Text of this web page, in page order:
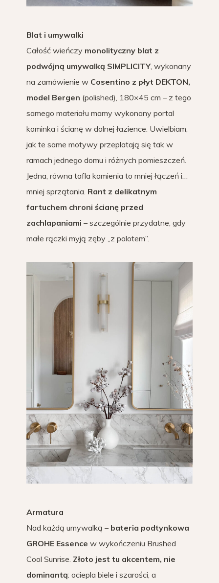
Blat i umywalki
Całość wieńczy monolityczny blat z
podwójną umywalką SIMPLICITY, wykonany
na zamówienie w Cosentino z płyt DEKTON,
model Bergen (polished), 180×45 cm – z tego
samego materiału mamy wykonany portal
kominka i ścianę w dolnej łazience. Uwielbiam,
jak te same motywy przeplatają się tak w
ramach jednego domu i różnych pomieszczeń.
Jedna, równa tafla kamienia to mniej łączeń i…
mniej sprzątania. Rant z delikatnym
fartuchem chroni ścianę przed
zachlapaniami – szczególnie przydatne, gdy
małe rączki myją zęby „z polotem”.
Armatura
Nad każdą umywalką – bateria podtynkowa
GROHE Essence w wykończeniu Brushed
Cool Sunrise. Złoto jest tu akcentem, nie
dominantą: ociepla biele i szarości, a